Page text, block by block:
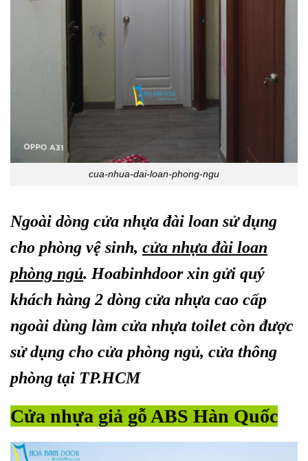
cua-nhua-dai-loan-phong-ngu
Ngoài dòng cửa nhựa đài loan sử dụng
cho phòng vệ sinh, cửa nhựa đài loan
phòng ngủ. Hoabinhdoor xin gửi quý
khách hàng 2 dòng cửa nhựa cao cấp
ngoài dùng làm cửa nhựa toilet còn được
sử dụng cho cửa phòng ngủ, cửa thông
phòng tại TP.HCM
Cửa nhựa giả gỗ ABS Hàn Quốc